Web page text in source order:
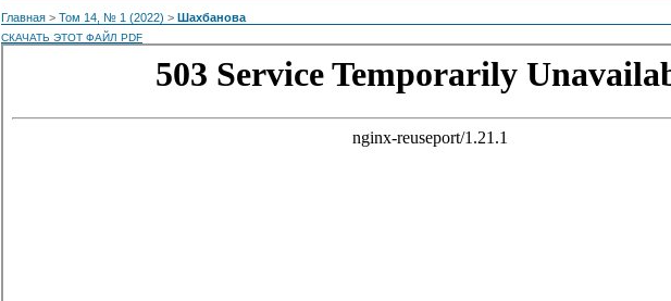
Главная > Том 14, № 1 (2022) > Шахбанова
СКАЧАТЬ ЭТОТ ФАЙЛ PDF